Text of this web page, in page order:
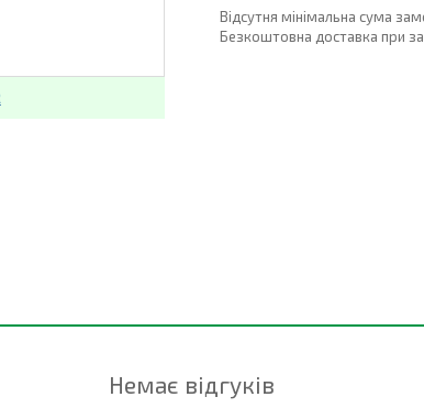
Відсутня мінімальна сума
Безкоштовна доставка при
Немає відгуків